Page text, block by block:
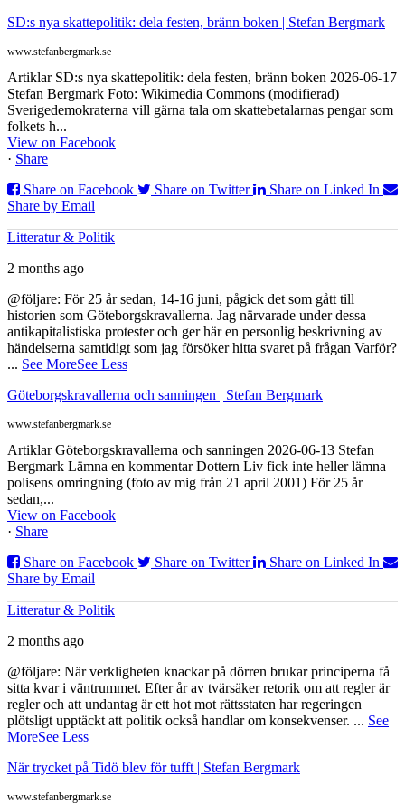
SD:s nya skattepolitik: dela festen, bränn boken | Stefan Bergmark
www.stefanbergmark.se
Artiklar SD:s nya skattepolitik: dela festen, bränn boken 2026-06-17
Stefan Bergmark Foto: Wikimedia Commons (modifierad)
Sverigedemokraterna vill gärna tala om skattebetalarnas pengar som
folkets h...
View on Facebook
· Share
Share on Facebook
Share on Twitter
Share on Linked In
Share by Email
Litteratur & Politik
2 months ago
@följare: För 25 år sedan, 14-16 juni, pågick det som gått till
historien som Göteborgskravallerna. Jag närvarade under dessa
antikapitalistiska protester och ger här en personlig beskrivning av
händelserna samtidigt som jag försöker hitta svaret på frågan Varför?
... See MoreSee Less
Göteborgskravallerna och sanningen | Stefan Bergmark
www.stefanbergmark.se
Artiklar Göteborgskravallerna och sanningen 2026-06-13 Stefan
Bergmark Lämna en kommentar Dottern Liv fick inte heller lämna
polisens omringning (foto av mig från 21 april 2001) För 25 år
sedan,...
View on Facebook
· Share
Share on Facebook
Share on Twitter
Share on Linked In
Share by Email
Litteratur & Politik
2 months ago
@följare: När verkligheten knackar på dörren brukar principerna få
sitta kvar i väntrummet. Efter år av tvärsäker retorik om att regler är
regler och att undantag är ett hot mot rättsstaten har regeringen
plötsligt upptäckt att politik också handlar om konsekvenser. ... See
MoreSee Less
När trycket på Tidö blev för tufft | Stefan Bergmark
www.stefanbergmark.se